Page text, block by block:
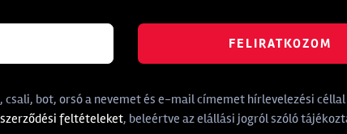
FELIRATKOZOM
bot, orsó a nevemet és e-mail címemet hírlevelezési céllal
feltételeket, beleértve az elállási jogról szóló